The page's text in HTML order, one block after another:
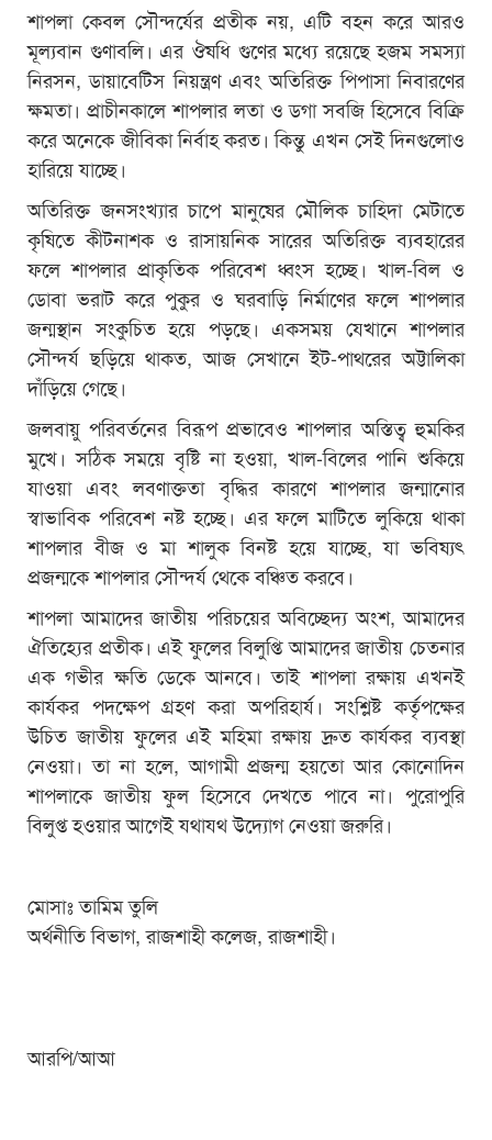
শাপলা কেবল সৌন্দর্যের প্রতীক নয়, এটি বহন করে আরও
মূল্যবান গুণাবলি। এর ঔষধি গুণের মধ্যে রয়েছে হজম সমস্যা
নিরসন, ডায়াবেটিস নিয়ন্ত্রণ এবং অতিরিক্ত পিপাসা নিবারণের
ক্ষমতা। প্রাচীনকালে শাপলার লতা ও ডগা সবজি হিসেবে বিক্রি
করে অনেকে জীবিকা নির্বাহ করত। কিন্তু এখন সেই দিনগুলোও
হারিয়ে যাচ্ছে।
অতিরিক্ত জনসংখ্যার চাপে মানুষের মৌলিক চাহিদা মেটাতে
কৃষিতে কীটনাশক ও রাসায়নিক সারের অতিরিক্ত ব্যবহারের
ফলে শাপলার প্রাকৃতিক পরিবেশ ধ্বংস হচ্ছে। খাল-বিল ও
ডোবা ভরাট করে পুকুর ও ঘরবাড়ি নির্মাণের ফলে শাপলার
জন্মস্থান সংকুচিত হয়ে পড়ছে। একসময় যেখানে শাপলার
সৌন্দর্য ছড়িয়ে থাকত, আজ সেখানে ইট-পাথরের অট্টালিকা
দাঁড়িয়ে গেছে।
জলবায়ু পরিবর্তনের বিরূপ প্রভাবেও শাপলার অস্তিত্ব হুমকির
মুখে। সঠিক সময়ে বৃষ্টি না হওয়া, খাল-বিলের পানি শুকিয়ে
যাওয়া এবং লবণাক্ততা বৃদ্ধির কারণে শাপলার জন্মানোর
স্বাভাবিক পরিবেশ নষ্ট হচ্ছে। এর ফলে মাটিতে লুকিয়ে থাকা
শাপলার বীজ ও মা শালুক বিনষ্ট হয়ে যাচ্ছে, যা ভবিষ্যৎ
প্রজন্মকে শাপলার সৌন্দর্য থেকে বঞ্চিত করবে।
শাপলা আমাদের জাতীয় পরিচয়ের অবিচ্ছেদ্য অংশ, আমাদের
ঐতিহ্যের প্রতীক। এই ফুলের বিলুপ্তি আমাদের জাতীয় চেতনার
এক গভীর ক্ষতি ডেকে আনবে। তাই শাপলা রক্ষায় এখনই
কার্যকর পদক্ষেপ গ্রহণ করা অপরিহার্য। সংশ্লিষ্ট কর্তৃপক্ষের
উচিত জাতীয় ফুলের এই মহিমা রক্ষায় দ্রুত কার্যকর ব্যবস্থা
নেওয়া। তা না হলে, আগামী প্রজন্ম হয়তো আর কোনোদিন
শাপলাকে জাতীয় ফুল হিসেবে দেখতে পাবে না। পুরোপুরি
বিলুপ্ত হওয়ার আগেই যথাযথ উদ্যোগ নেওয়া জরুরি।
মোসাঃ তামিম তুলি
অর্থনীতি বিভাগ, রাজশাহী কলেজ, রাজশাহী।
আরপি/আআ